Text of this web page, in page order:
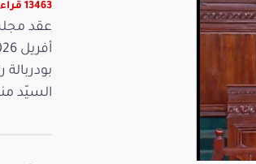
13463 قراءة
السيّد